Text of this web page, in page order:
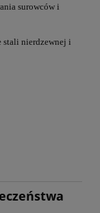
surowców i
stali nierdzewnej i